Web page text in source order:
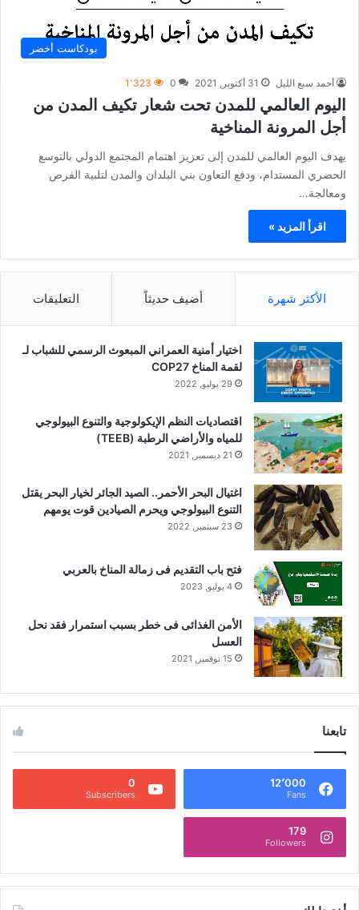
بودكاست أخضر
أحمد سبع الليل 31 أكتوبر, 2021 0 1٬323
اليوم العالمي للمدن تحت شعار تكيف المدن من
أجل المرونة المناخية
يهدف اليوم العالمي للمدن إلى تعزيز اهتمام المجتمع الدولي بالتوسع
الحضري المستدام، ودفع التعاون بني البلدان والمدن لتلبية الفرص
ومعالجة…
اقرأ المزيد »
الأكثر شهرة أضيف حديثاً التعليقات
اختيار أمنية العمراني المبعوث الرسمي للشباب لـ
لقمة المناخ COP27
29 يوليو, 2022
اقتصاديات النظم الإيكولوجية والتنوع البيولوجي
للمياه والأراضي الرطبة (TEEB)
21 ديسمبر, 2021
اغتيال البحر الأحمر.. الصيد الجائر لخيار البحر يقتل
التنوع البيولوجي ويحرم الصيادين قوت يومهم
23 سبتمبر, 2022
فتح باب التقديم فى زمالة المناخ بالعربي
4 يوليو, 2023
الأمن الغذائى فى خطر بسبب استمرار فقد نحل
العسل
15 نوفمبر, 2021
تابعنا
12٬000
Fans
0
Subscribers
179
Followers